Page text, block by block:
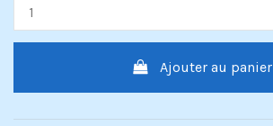
Ajouter au panier